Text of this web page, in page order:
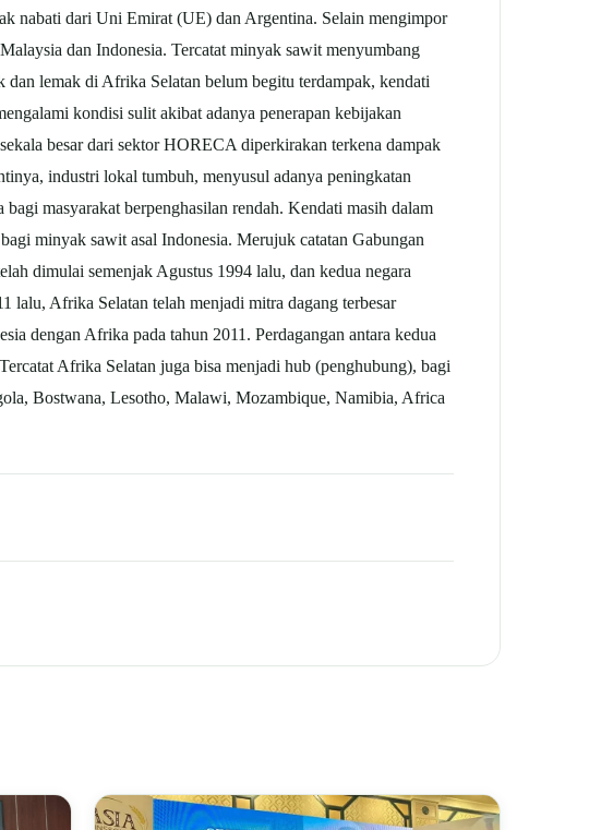
nabati dari Uni Emirat (UE) dan Argentina. Selain mengimpor
dan Indonesia. Tercatat minyak sawit menyumbang
lemak di Afrika Selatan belum begitu terdampak, kendati
kondisi sulit akibat adanya penerapan kebijakan
besar dari sektor HORECA diperkirakan terkena dampak
industri lokal tumbuh, menyusul adanya peningkatan
masyarakat berpenghasilan rendah. Kendati masih dalam
minyak sawit asal Indonesia. Merujuk catatan Gabungan
dimulai semenjak Agustus 1994 lalu, dan kedua negara
lalu, Afrika Selatan telah menjadi mitra dagang terbesar
dengan Afrika pada tahun 2011. Perdagangan antara kedua
Afrika Selatan juga bisa menjadi hub (penghubung), bagi
Bostwana, Lesotho, Malawi, Mozambique, Namibia, Africa